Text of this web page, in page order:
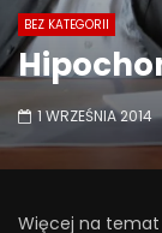
BEZ KATEGORII
1 WRZEŚNIA 2014
Więcej na